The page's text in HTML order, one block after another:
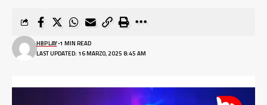
LAST UPDATED: 16 MARZO, 2025 8:45 AM
HBPLAY 1 MIN READ